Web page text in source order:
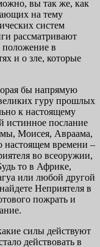
вы так же, как
на тему
систем
рассматривают
положение в
и о зле, которые
бы напрямую
гуру прошлых
к настоящему
истинное послание
Моисея, Авраама,
настоящем времени –
во всеоружии,
то в Африке,
или любой другой
Неприятеля в
пожрать и
силы действуют
действовать в